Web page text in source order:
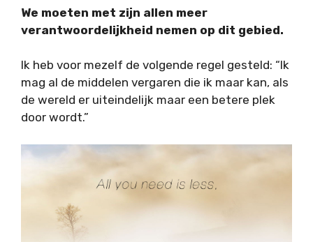
We moeten met zijn allen meer
verantwoordelijkheid nemen op dit gebied.
Ik heb voor mezelf de volgende regel gesteld: “Ik
mag al de middelen vergaren die ik maar kan, als
de wereld er uiteindelijk maar een betere plek
door wordt.”